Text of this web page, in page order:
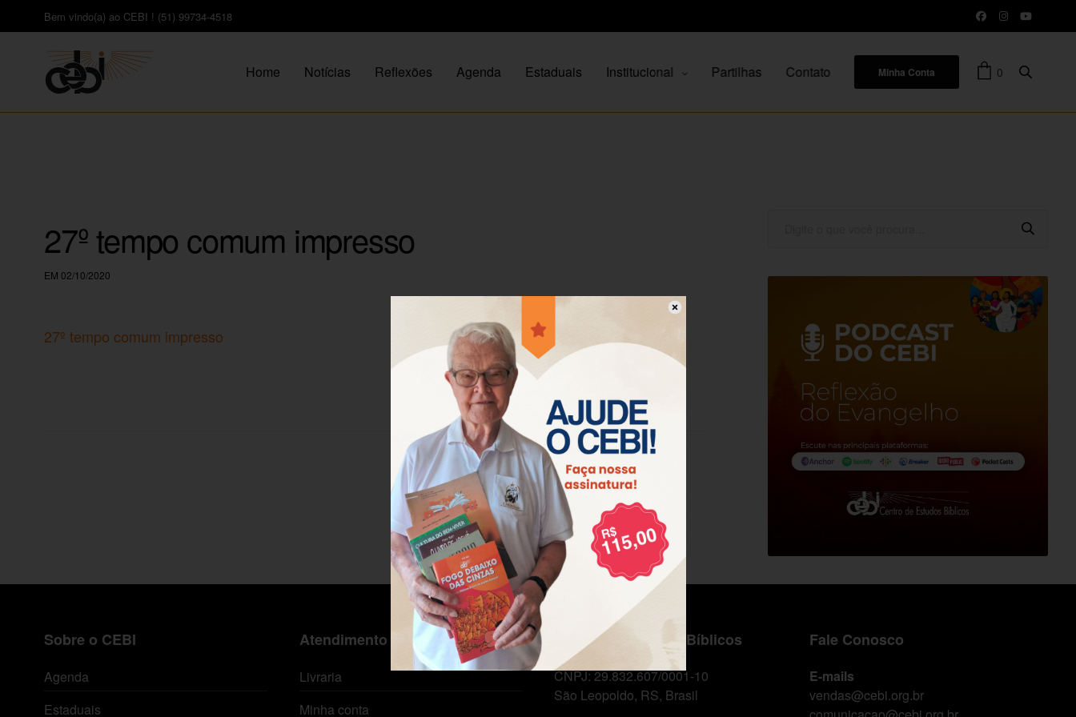
Bem vindo(a) ao CEBI ! (51) 99734-4518
Home Notícias Reflexões Agenda Estaduais Institucional Partilhas Contato Minha Conta 0
27º tempo comum impresso
EM 02/10/2020
27º tempo comum impresso
Sobre o CEBI
Agenda
Estaduais
Atendimento ao Cliente
Livraria
Minha conta
Centro de Estudos Bíblicos
CNPJ: 29.832.607/0001-10
São Leopoldo, RS, Brasil
Fale Conosco
E-mails
vendas@cebi.org.br